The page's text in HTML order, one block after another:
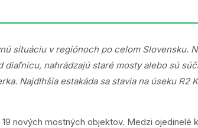
situáciu v regiónoch po celom Slovensku.
nahrádzajú staré mosty alebo sú
Najdlhšia estakáda sa stavia na úseku R2
nových mostných objektov. Medzi ojedinelé